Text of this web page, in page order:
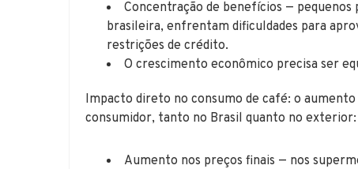
Concentração de benefícios —
brasileira, enfrentam dificuldades para
restrições de crédito.
O crescimento econômico precisa ser
Impacto direto no consumo de café: o
consumidor, tanto no Brasil quanto no exterior:
Aumento nos preços finais — nos